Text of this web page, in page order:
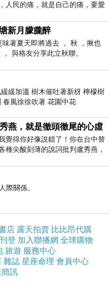
明天我要上班了
上班的人
感謝三樓舉辦活動
- (拿鐵)
人民的痛，就是自己的痛，要愛
好聽，實際上根本沒做
新月朦朧醉
味著夏天即將過去 ， 秋 ，揪也
， 與格友分享此立秋聯。
緩加溫 樹木催吐著新枒 檸檬樹
春風徐徐吹著 花園中花
燕，就是徹頭徹尾的心虛
覺得你好像說錯了！你在台中替
種尖酸刻薄的說詞批判盧秀燕，
給陳其邁，甚至還說盧
際關係。
店 露天拍賣 比比昂代購
登 加入聯播網 全球購物
旅遊 服務中心
雜誌 星座命理 會員中心
訊